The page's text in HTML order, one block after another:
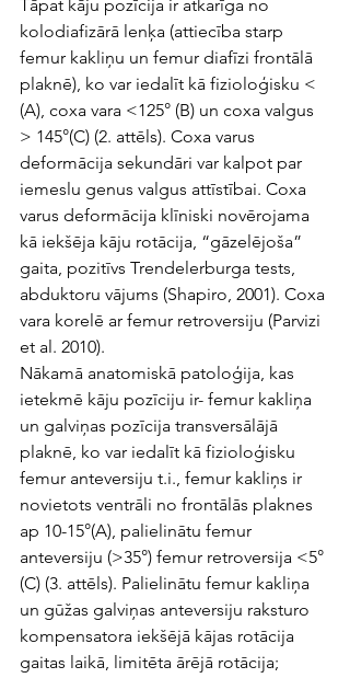
Tāpat kāju pozīcija ir atkarīga no
kolodiafizārā lenķa (attiecība starp
femur kakliņu un femur diafīzi frontālā
plaknē), ko var iedalīt kā fizioloģisku <
(A), coxa vara <125° (B) un coxa valgus
> 145°(C) (2. attēls). Coxa varus
deformācija sekundāri var kalpot par
iemeslu genus valgus attīstībai. Coxa
varus deformācija klīniski novērojama
kā iekšēja kāju rotācija, “gāzelējoša”
gaita, pozitīvs Trendelerburga tests,
abduktoru vājums (Shapiro, 2001). Coxa
vara korelē ar femur retroversiju (Parvizi
et al. 2010).
Nākamā anatomiskā patoloģija, kas
ietekmē kāju pozīciju ir- femur kakliņa
un galviņas pozīcija transversālājā
plaknē, ko var iedalīt kā fizioloģisku
femur anteversiju t.i., femur kakliņs ir
novietots ventrāli no frontālās plaknes
ap 10-15°(A), palielinātu femur
anteversiju (>35°) femur retroversija <5°
(C) (3. attēls). Palielinātu femur kakliņa
un gūžas galviņas anteversiju raksturo
kompensatora iekšējā kājas rotācija
gaitas laikā, limitēta ārējā rotācija;